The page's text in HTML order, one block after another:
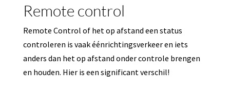
Remote control
Remote Control of het op afstand een status
controleren is vaak éénrichtingsverkeer en iets
anders dan het op afstand onder controle brengen
en houden. Hier is een significant verschil!